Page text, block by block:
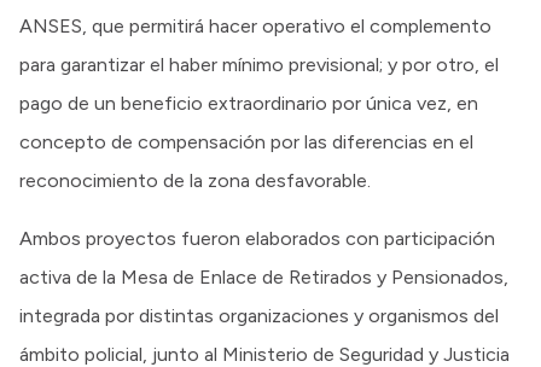
ANSES, que permitirá hacer operativo el complemento
para garantizar el haber mínimo previsional; y por otro, el
pago de un beneficio extraordinario por única vez, en
concepto de compensación por las diferencias en el
reconocimiento de la zona desfavorable.
Ambos proyectos fueron elaborados con participación
activa de la Mesa de Enlace de Retirados y Pensionados,
integrada por distintas organizaciones y organismos del
ámbito policial, junto al Ministerio de Seguridad y Justicia